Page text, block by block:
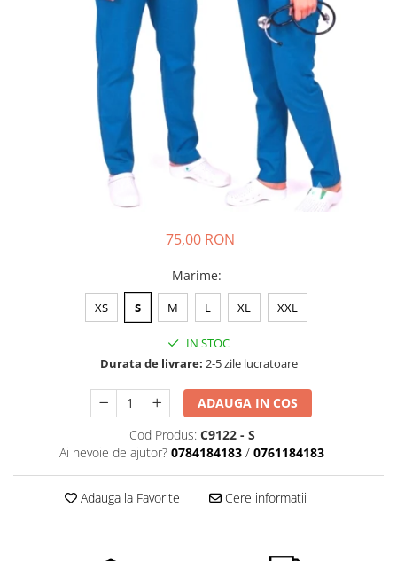
Halate medicale albe
Fuste, Sarafane
Sarafane Mira
Fuste medicale
Sarafane medicale
Halate medicale polar - unisex
Sorturi restaurante
Tricouri de lucru
Saboti medicali
ACCESORII
Noutati
75,00 RON
Marime:
XS S M L XL XXL
IN STOC
Durata de livrare: 2-5 zile lucratoare
ADAUGA IN COS
Cod Produs: C9122 - S
Ai nevoie de ajutor? 0784184183 / 0761184183
Adauga la Favorite Cere informatii